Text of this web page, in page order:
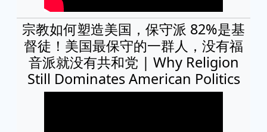
宗教如何塑造美国，保守派 82%是基
督徒！美国最保守的一群人，没有福
音派就没有共和党 | Why Religion
Still Dominates American Politics